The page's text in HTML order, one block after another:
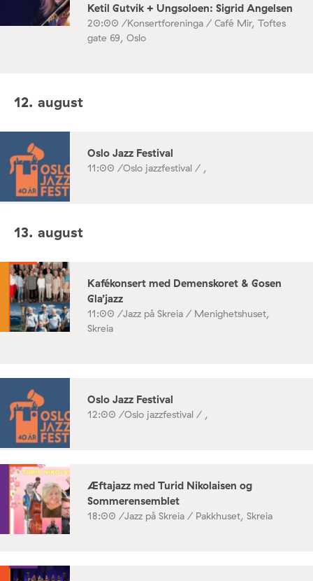
Ketil Gutvik + Ungsoloen: Sigrid Angelsen
20:00 /Konsertforeninga / Café Mir, Toftes
gate 69, Oslo
12. august
Oslo Jazz Festival
11:00 /Oslo jazzfestival / ,
13. august
Kafékonsert med Demenskoret & Gosen
Gla’jazz
11:00 /Jazz på Skreia / Menighetshuset,
Skreia
Oslo Jazz Festival
12:00 /Oslo jazzfestival / ,
Æftajazz med Turid Nikolaisen og
Sommerensemblet
18:00 /Jazz på Skreia / Pakkhuset, Skreia